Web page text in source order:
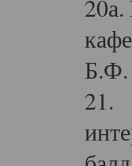
Б.Ф.
21.